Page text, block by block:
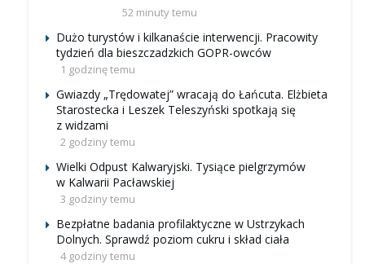
52 minuty temu
Dużo turystów i kilkanaście interwencji. Pracowity
tydzień dla bieszczadzkich GOPR-owców
1 godzinę temu
Gwiazdy „Trędowatej” wracają do Łańcuta. Elżbieta
Starostecka i Leszek Teleszyński spotkają się
z widzami
2 godziny temu
Wielki Odpust Kalwaryjski. Tysiące pielgrzymów
w Kalwarii Pacławskiej
3 godziny temu
Bezpłatne badania profilaktyczne w Ustrzykach
Dolnych. Sprawdź poziom cukru i skład ciała
4 godziny temu